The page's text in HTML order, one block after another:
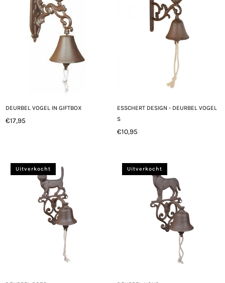
DEURBEL VOGEL IN GIFTBOX
Normale
€17,95
ESSCHERT DESIGN - DEURBEL VOGEL
S
Normale
€10,95
Uitverkocht Uitverkocht